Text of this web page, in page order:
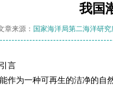
我国
章来源： 国家海洋局第二海洋研究
言
作为一种可再生的洁净的自